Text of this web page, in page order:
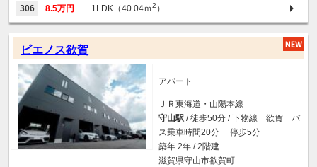
306 8.5万円 1LDK（40.04ｍ2 ）
ビエノス欲賀
アパート
ＪＲ東海道・山陽本線
守山駅 / 徒歩50分 / 下物線 欲賀 バ
ス乗車時間20分 停歩5分
築年 2年 / 2階建
滋賀県守山市欲賀町